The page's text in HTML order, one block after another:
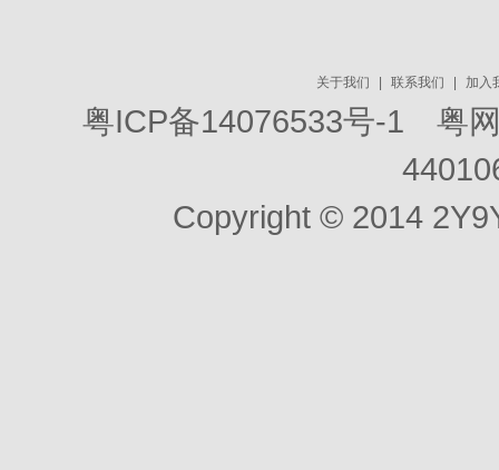
关于我们 联系我们 加入
粤ICP备14076533号-1
粤
Copyright © 2014